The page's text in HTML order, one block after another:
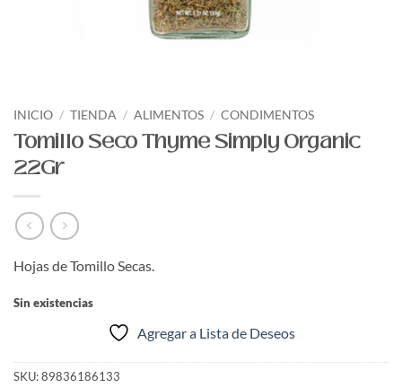
INICIO / TIENDA / ALIMENTOS / CONDIMENTOS
Tomillo Seco Thyme Simply Organic
22Gr
Hojas de Tomillo Secas.
Sin existencias
Agregar a Lista de Deseos
SKU:89836186133